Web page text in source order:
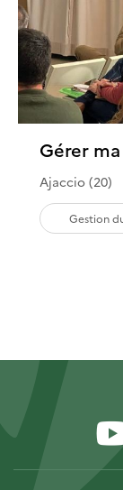
Gérer
Ajaccio (20)
Gestion